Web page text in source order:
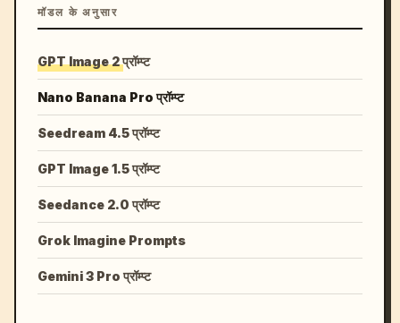
मॉडल के अनुसार
GPT Image 2 प्रॉम्प्ट
Nano Banana Pro प्रॉम्प्ट
Seedream 4.5 प्रॉम्प्ट
GPT Image 1.5 प्रॉम्प्ट
Seedance 2.0 प्रॉम्प्ट
Grok Imagine Prompts
Gemini 3 Pro प्रॉम्प्ट